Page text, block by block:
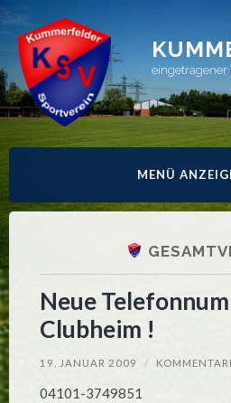
eingetragener
MENÜ
Neue
Clubheim !
19. JANUAR 2009 /
04101-3749851